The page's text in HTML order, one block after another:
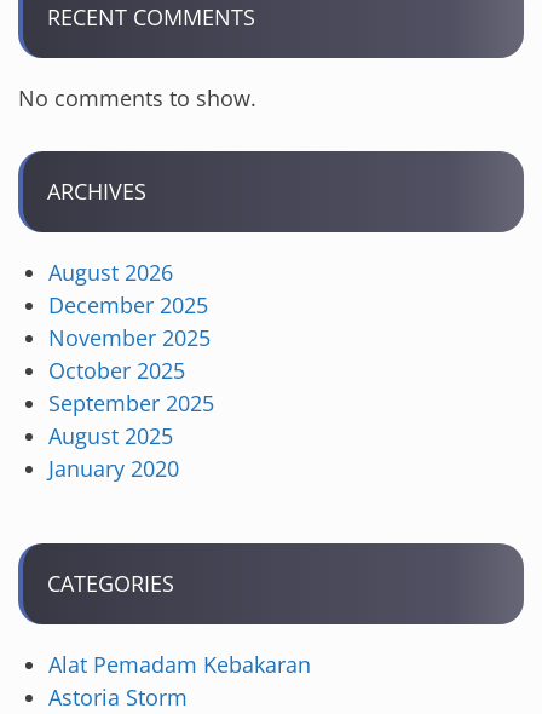
RECENT COMMENTS
No comments to show.
ARCHIVES
August 2026
December 2025
November 2025
October 2025
September 2025
August 2025
January 2020
CATEGORIES
Alat Pemadam Kebakaran
Astoria Storm